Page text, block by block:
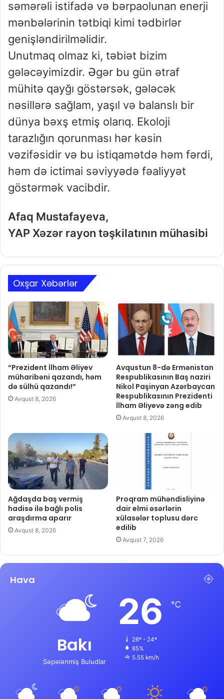
səmərəli istifadə və bərpaolunan enerji
mənbələrinin tətbiqi kimi tədbirlər
genişləndirilməlidir.
Unutmaq olmaz ki, təbiət bizim
gələcəyimizdir. Əgər bu gün ətraf
mühitə qayğı göstərsək, gələcək
nəsillərə sağlam, yaşıl və balanslı bir
dünya bəxş etmiş olarıq. Ekoloji
tarazlığın qorunması hər kəsin
vəzifəsidir və bu istiqamətdə həm fərdi,
həm də ictimai səviyyədə fəaliyyət
göstərmək vacibdir.
Afaq Mustafayeva,
YAP Xəzər rayon təşkilatının mühasibi
Oxşar Xəbərlər
“Prezident İlham Əliyev
müharibəni qazandı, həm
də sülhü qazandı!”
Avqust 8, 2026
Avqustun 8-də Ermənistan
Respublikasının Baş naziri
Nikol Paşinyan Azərbaycan
Respublikasının Prezidenti
İlham Əliyevə zəng edib
Avqust 8, 2026
Ağdaşda baş vermiş
hadisə ilə bağlı polis
araşdırma aparır
Avqust 8, 2026
Proqram mühəndisliyinə
dair elmi əsərlərin
xülasələr toplusu dərc
edilib
Avqust 7, 2026
Hava
Bakı
Səpələnmiş Buludlar
26 ℃
26º - 24º
85%
5.55 km/h